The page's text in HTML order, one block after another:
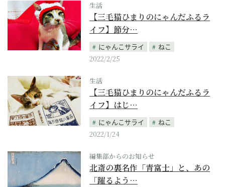
生活
【三毛猫ひまりのにゃんだふるラ
イフ】節分…
にゃんこサライ
ねこ
2022/2/25
生活
【三毛猫ひまりのにゃんだふるラ
イフ】はじ…
にゃんこサライ
ねこ
2022/1/24
編集部からのお知らせ
北斎の裏名作「青富士」と、あの
「躍るよう…